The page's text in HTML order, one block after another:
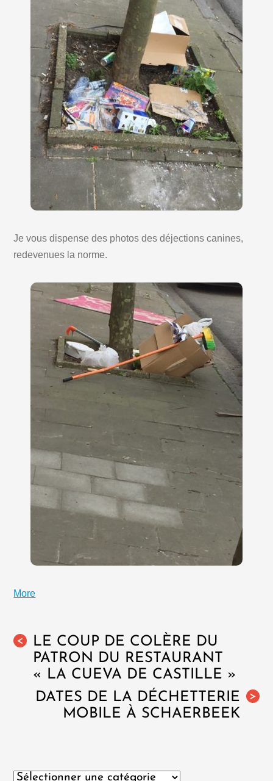
Je vous dispense des photos des déjections canines,
redevenues la norme.
More
<
LE COUP DE COLÈRE DU
PATRON DU RESTAURANT
« LA CUEVA DE CASTILLE »
>
DATES DE LA DÉCHETTERIE
MOBILE À SCHAERBEEK
Catégories